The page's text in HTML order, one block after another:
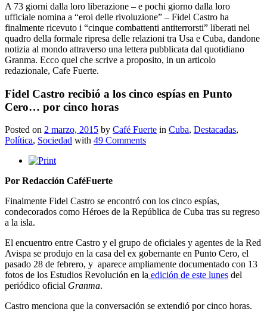
A 73 giorni dalla loro liberazione – e pochi giorno dalla loro
ufficiale nomina a “eroi delle rivoluzione” – Fidel Castro ha
finalmente ricevuto i “cinque combattenti antiterrorsti” liberati nel
quadro della formale ripresa delle relazioni tra Usa e Cuba, dandone
notizia al mondo attraverso una lettera pubblicata dal quotidiano
Granma. Ecco quel che scrive a proposito, in un articolo
redazionale, Cafe Fuerte.
Fidel Castro recibió a los cinco espías en Punto
Cero… por cinco horas
Posted on 2 marzo, 2015 by Café Fuerte in Cuba, Destacadas,
Política, Sociedad with 49 Comments
Por Redacción CaféFuerte
Finalmente Fidel Castro se encontró con los cinco espías,
condecorados como Héroes de la República de Cuba tras su regreso
a la isla.
El encuentro entre Castro y el grupo de oficiales y agentes de la Red
Avispa se produjo en la casa del ex gobernante en Punto Cero, el
pasado 28 de febrero, y aparece ampliamente documentado con 13
fotos de los Estudios Revolución en la edición de este lunes del
periódico oficial Granma.
Castro menciona que la conversación se extendió por cinco horas.